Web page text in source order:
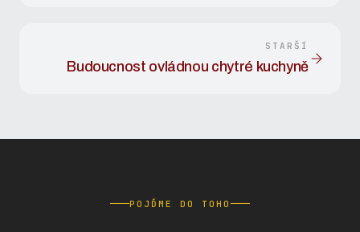
STARŠÍ
Budoucnost ovládnou chytré kuchyně
POJĎME DO TOHO